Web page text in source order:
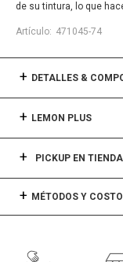
de su tintura, lo que
471045-74
DETALLES &
LEMON PLUS
PICKUP EN
MÉTODOS Y